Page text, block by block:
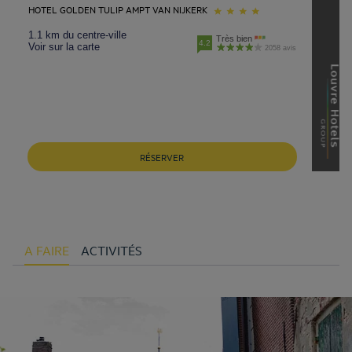
HOTEL GOLDEN TULIP AMPT VAN NIJKERK
1.1 km du centre-ville
Voir sur la carte
4.2 Très bien
2058 avis
RÉSERVER
A FAIRE ACTIVITÉS